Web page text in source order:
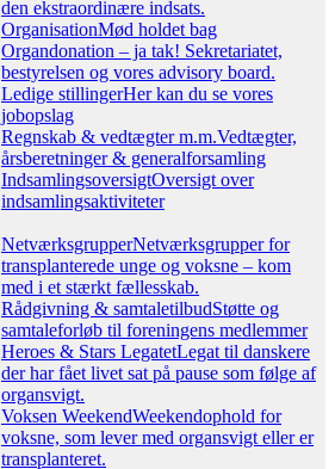
den ekstraordinære indsats.
OrganisationMød holdet bag
Organdonation – ja tak! Sekretariatet,
bestyrelsen og vores advisory board.
Ledige stillingerHer kan du se vores
jobopslag
Regnskab & vedtægter m.m.Vedtægter,
årsberetninger & generalforsamling
IndsamlingsoversigtOversigt over
indsamlingsaktiviteter
NetværksgrupperNetværksgrupper for
transplanterede unge og voksne – kom
med i et stærkt fællesskab.
Rådgivning & samtaletilbudStøtte og
samtaleforløb til foreningens medlemmer
Heroes & Stars LegatetLegat til danskere
der har fået livet sat på pause som følge af
organsvigt.
Voksen WeekendWeekendophold for
voksne, som lever med organsvigt eller er
transplanteret.